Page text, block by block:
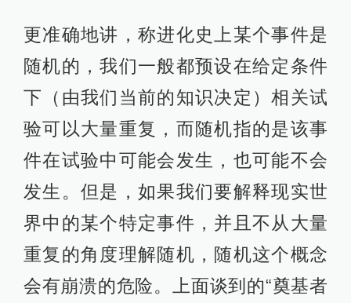
更准确地讲，称进化史上某个事件是
随机的，我们一般都预设在给定条件
下（由我们当前的知识决定）相关试
验可以大量重复，而随机指的是该事
件在试验中可能会发生，也可能不会
发生。但是，如果我们要解释现实世
界中的某个特定事件，并且不从大量
重复的角度理解随机，随机这个概念
会有崩溃的危险。上面谈到的“奠基者